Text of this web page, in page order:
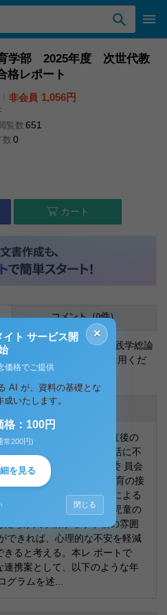
学部 2025年度 次世代教
格レポート
非会員 1,056円
覧数 651
数0
カート
コメント（0件）
年度 次世代教育実践学総論
くまで参考資料として活用くだ
の一つに、小学校入学直後の
応できず、学習や集団生活に不
」がある。（名張市教育委 員会
は、幼児教育と小学校教育の接
されており、保幼小連携による
要である。特に、幼児 と児童の
ちが入学前から小学校の雰囲
できれば、心理的な不安を軽減
きると考える。本レ ポートで
携案として、以下のような年
グラムを述...
×
ト サービス開
価格でご提供
AI が、資料の基礎とな
いたします。
格：100円
常200円)
を見る
閉じる